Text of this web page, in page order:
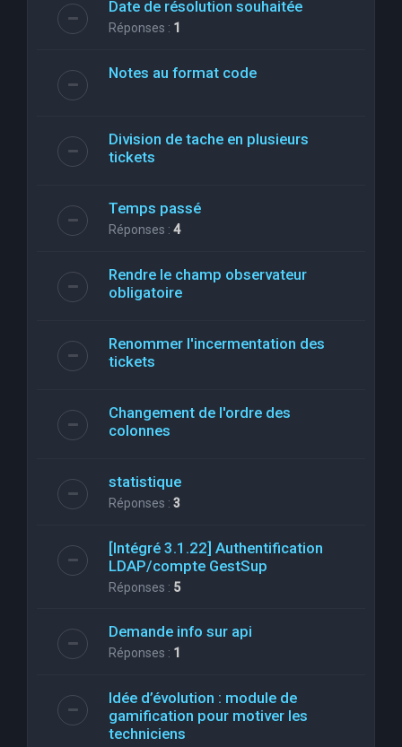
Date de résolution souhaitée
Réponses : 1
Notes au format code
Division de tache en plusieurs
tickets
Temps passé
Réponses : 4
Rendre le champ observateur
obligatoire
Renommer l'incermentation des
tickets
Changement de l'ordre des
colonnes
statistique
Réponses : 3
[Intégré 3.1.22] Authentification
LDAP/compte GestSup
Réponses : 5
Demande info sur api
Réponses : 1
Idée d’évolution : module de
gamification pour motiver les
techniciens